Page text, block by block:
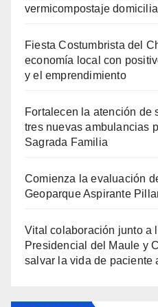
vermicompostaje
Fiesta Costumbrista del
economía local con
y el emprendimiento
Fortalecen la atención de
tres nuevas ambulancias
Sagrada Familia
Comienza la evaluación
Geoparque Aspirante
Vital colaboración junto a
Presidencial del Maule y
salvar la vida de paciente